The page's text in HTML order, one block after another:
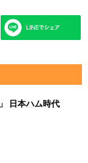
日本ハム時代